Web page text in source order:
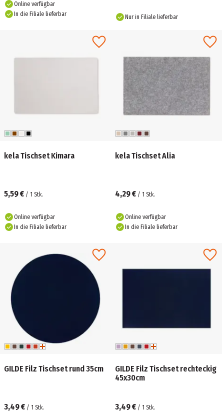
Online verfügbar
In die Filiale lieferbar
Nur in Filiale lieferbar
kela Tischset Kimara
5,59 € / 1 Stk.
Online verfügbar
In die Filiale lieferbar
kela Tischset Alia
4,29 € / 1 Stk.
Online verfügbar
In die Filiale lieferbar
GILDE Filz Tischset rund 35cm
3,49 € / 1 Stk.
GILDE Filz Tischset rechteckig
45x30cm
3,49 € / 1 Stk.